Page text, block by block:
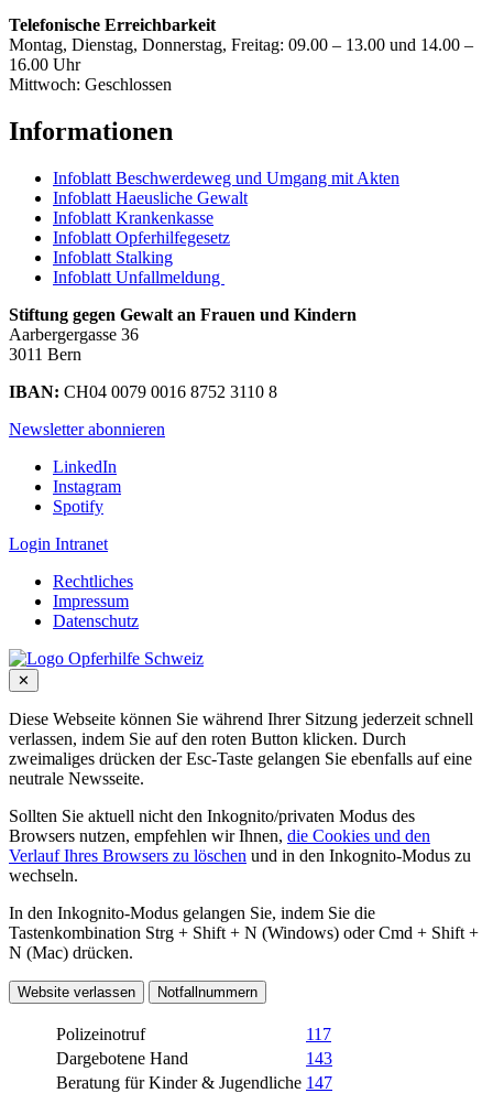
Telefonische Erreichbarkeit
Montag, Dienstag, Donnerstag, Freitag: 09.00 – 13.00 und 14.00 –
16.00 Uhr
Mittwoch: Geschlossen
Informationen
Infoblatt Beschwerdeweg und Umgang mit Akten
Infoblatt Haeusliche Gewalt
Infoblatt Krankenkasse
Infoblatt Opferhilfegesetz
Infoblatt Stalking
Infoblatt Unfallmeldung
Stiftung gegen Gewalt an Frauen und Kindern
Aarbergergasse 36
3011 Bern
IBAN: CH04 0079 0016 8752 3110 8
Newsletter abonnieren
LinkedIn
Instagram
Spotify
Login Intranet
Rechtliches
Impressum
Datenschutz
✕
Diese Webseite können Sie während Ihrer Sitzung jederzeit schnell
verlassen, indem Sie auf den roten Button klicken. Durch
zweimaliges drücken der Esc-Taste gelangen Sie ebenfalls auf eine
neutrale Newsseite.
Sollten Sie aktuell nicht den Inkognito/privaten Modus des
Browsers nutzen, empfehlen wir Ihnen, die Cookies und den
Verlauf Ihres Browsers zu löschen und in den Inkognito-Modus zu
wechseln.
In den Inkognito-Modus gelangen Sie, indem Sie die
Tastenkombination Strg + Shift + N (Windows) oder Cmd + Shift +
N (Mac) drücken.
Website verlassen Notfallnummern
Polizeinotruf
117
Dargebotene Hand
143
Beratung für Kinder & Jugendliche 147